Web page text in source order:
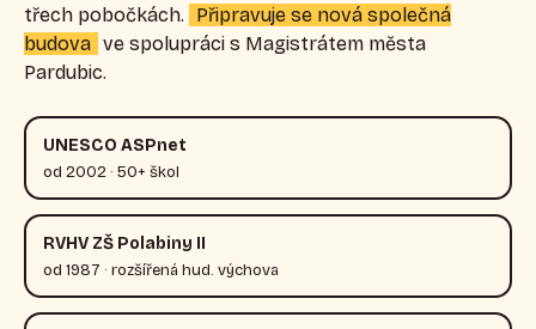
třech pobočkách.
Připravuje se nová společná
budova ve spolupráci s Magistrátem města
Pardubic.
UNESCO ASPnet
od 2002 · 50+ škol
RVHV ZŠ Polabiny II
od 1987 · rozšířená hud. výchova